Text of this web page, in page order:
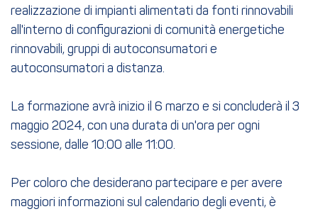
realizzazione di impianti alimentati da fonti rinnovabili
all'interno di configurazioni di comunità energetiche
rinnovabili, gruppi di autoconsumatori e
autoconsumatori a distanza.
La formazione avrà inizio il 6 marzo e si concluderà il 3
maggio 2024, con una durata di un'ora per ogni
sessione, dalle 10:00 alle 11:00.
Per coloro che desiderano partecipare e per avere
maggiori informazioni sul calendario degli eventi, è